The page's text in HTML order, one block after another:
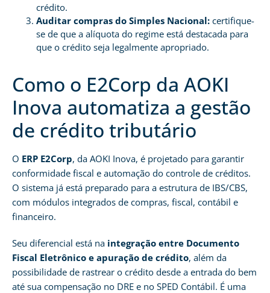
crédito.
Auditar compras do Simples Nacional: certifique-
se de que a alíquota do regime está destacada para
que o crédito seja legalmente apropriado.
Como o E2Corp da AOKI
Inova automatiza a gestão
de crédito tributário
O ERP E2Corp, da AOKI Inova, é projetado para garantir
conformidade fiscal e automação do controle de créditos.
O sistema já está preparado para a estrutura de IBS/CBS,
com módulos integrados de compras, fiscal, contábil e
financeiro.
Seu diferencial está na integração entre Documento
Fiscal Eletrônico e apuração de crédito, além da
possibilidade de rastrear o crédito desde a entrada do bem
até sua compensação no DRE e no SPED Contábil. É uma